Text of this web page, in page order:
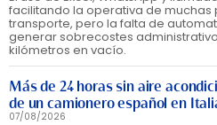
facilitando la operativa de
transporte, pero la falta de
generar sobrecostes
kilómetros en vacío.
Más de 24 horas sin aire
de un camionero español en
07/08/2026